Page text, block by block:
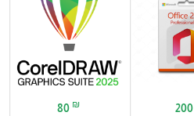
200
80 ₪